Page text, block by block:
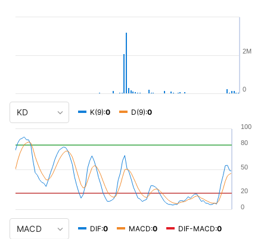
0
2M
K(9):0 D(9):0
0
20
50
80
100
DIF:0 MACD:0 DIF-MACD:0